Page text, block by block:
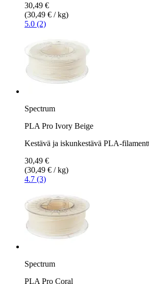
30,49 €
(30,49 € / kg)
5.0 (2)
Spectrum
PLA Pro Ivory Beige
Kestävä ja iskunkestävä PLA-
30,49 €
(30,49 € / kg)
4.7 (3)
Spectrum
PLA Pro Coral